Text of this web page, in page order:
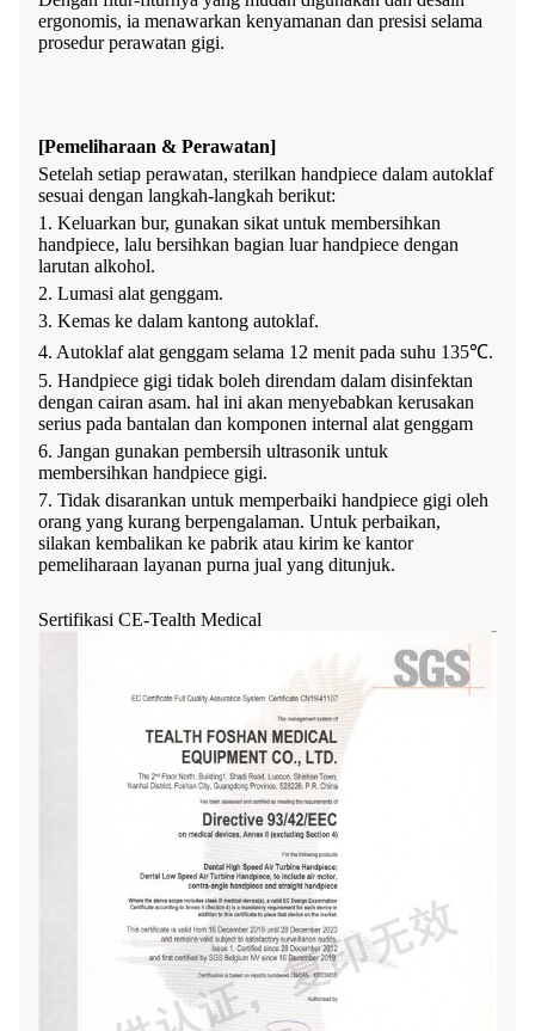
ergonomis, ia menawarkan kenyamanan dan presisi selama
prosedur perawatan gigi.
[Pemeliharaan & Perawatan]
Setelah setiap perawatan, sterilkan handpiece dalam autoklaf
sesuai dengan langkah-langkah berikut:
1. Keluarkan bur, gunakan sikat untuk membersihkan
handpiece, lalu bersihkan bagian luar handpiece dengan
larutan alkohol.
2. Lumasi alat genggam.
3. Kemas ke dalam kantong autoklaf.
4. Autoklaf alat genggam selama 12 menit pada suhu 135℃.
5. Handpiece gigi tidak boleh direndam dalam disinfektan
dengan cairan asam. hal ini akan menyebabkan kerusakan
serius pada bantalan dan komponen internal alat genggam
6. Jangan gunakan pembersih ultrasonik untuk
membersihkan handpiece gigi.
7. Tidak disarankan untuk memperbaiki handpiece gigi oleh
orang yang kurang berpengalaman. Untuk perbaikan,
silakan kembalikan ke pabrik atau kirim ke kantor
pemeliharaan layanan purna jual yang ditunjuk.
Sertifikasi CE-Tealth Medical